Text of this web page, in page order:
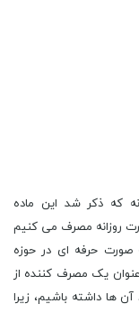
که ذکر شد این ماده
روزانه مصرف می کنیم
حرفه ای در حوزه
یک مصرف کننده از
آن ها داشته باشیم، زیرا